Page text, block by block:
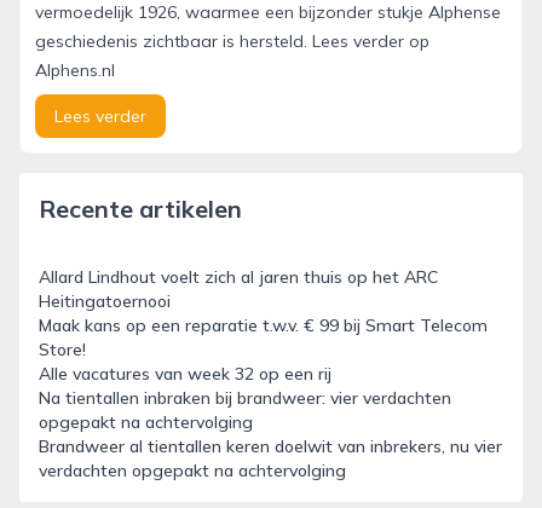
vermoedelijk 1926, waarmee een bijzonder stukje Alphense
geschiedenis zichtbaar is hersteld. Lees verder op
Alphens.nl
Lees verder
Recente artikelen
Allard Lindhout voelt zich al jaren thuis op het ARC
Heitingatoernooi
Maak kans op een reparatie t.w.v. € 99 bij Smart Telecom
Store!
Alle vacatures van week 32 op een rij
Na tientallen inbraken bij brandweer: vier verdachten
opgepakt na achtervolging
Brandweer al tientallen keren doelwit van inbrekers, nu vier
verdachten opgepakt na achtervolging